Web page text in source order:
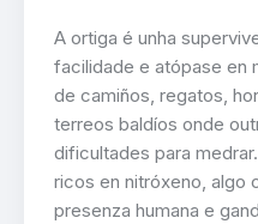
A ortiga é unha
facilidade e atópase en
de camiños, regatos,
terreos baldíos onde
dificultades para
ricos en nitróxeno, algo
presenza humana e